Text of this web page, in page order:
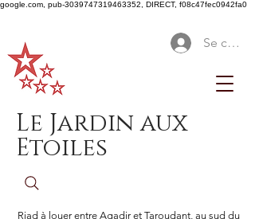
google.com, pub-3039747319463352, DIRECT, f08c47fec0942fa0
Se
Le Jardin aux
Etoiles
Riad à louer entre Agadir et Taroudant, au sud du